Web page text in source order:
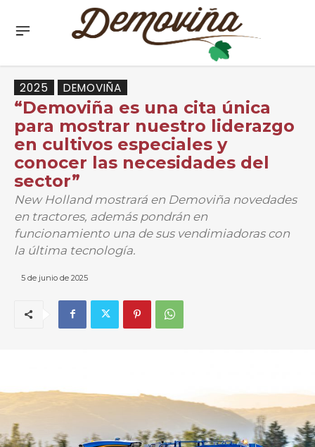
2025 DEMOVIÑA
“Demoviña es una cita única
para mostrar nuestro liderazgo
en cultivos especiales y
conocer las necesidades del
sector”
New Holland mostrará en Demoviña novedades
en tractores, además pondrán en
funcionamiento una de sus vendimiadoras con
la última tecnología.
5 de junio de 2025